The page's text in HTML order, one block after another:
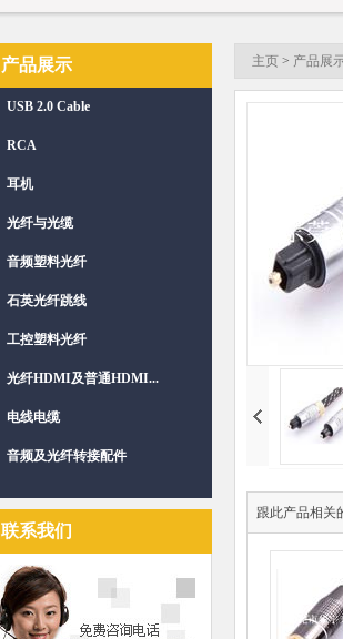
产品展示
USB 2.0 Cable
RCA
耳机
光纤与光缆
音频塑料光纤
石英光纤跳线
工控塑料光纤
光纤HDMI及普通HDMI...
电线电缆
音频及光纤转接配件
联系我们
主页 > 产品展
跟此产品相关